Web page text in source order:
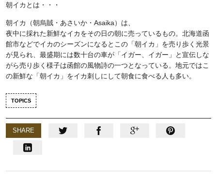
朝イカとは・・・
朝イカ（朝烏賊・あさいか・Asaika）は、
夜中に採れた新鮮なイカをその日の朝に売っているもの。北海道函
館市などでイカのシーズンになるとこの「朝イカ」を売り歩く光景
が見られ、最盛期には数十台の車が「イガー、イガー」と宣伝しな
がら売り歩く様子は函館の風物詩の一つとなっている。地元ではこ
の新鮮な「朝イカ」をイカ刺しにして朝食に食べる人も多い。
TOPICS
SHARE